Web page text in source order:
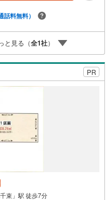
的な生命保険の見直し ◎住宅ロ
銀行で借りるとお得なの？・適
ースもございます☆DVD、おも
実させております。資料請求は
ボタン】よりお問い合わせくだ
話料無料）
と見る（全1社）
PR
束」駅 徒歩7分